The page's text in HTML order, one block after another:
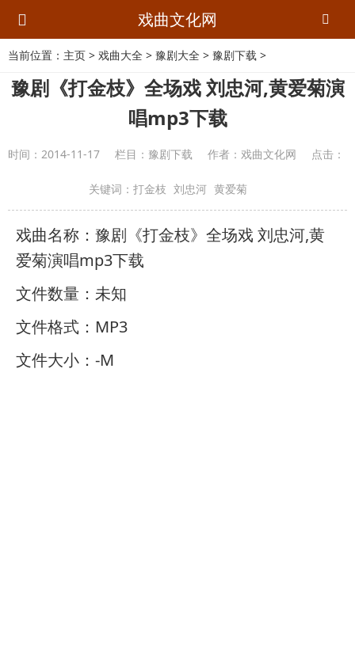
戏曲文化网
当前位置： 主页 > 戏曲大全 > 豫剧大全 > 豫剧下载 >
豫剧《打金枝》全场戏 刘忠河,黄爱菊演
唱mp3下载
时间： 2014-11-17 栏目： 豫剧下载 作者： 戏曲文化网 点击：
关键词： 打金枝 刘忠河 黄爱菊
戏曲名称：豫剧《打金枝》全场戏 刘忠河,黄
爱菊演唱mp3下载
文件数量：未知
文件格式：MP3
文件大小：-M